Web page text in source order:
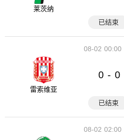
莱茨纳
已结束
00:00
08-02
雷索维亚
0 - 0
已结束
02:00
08-02